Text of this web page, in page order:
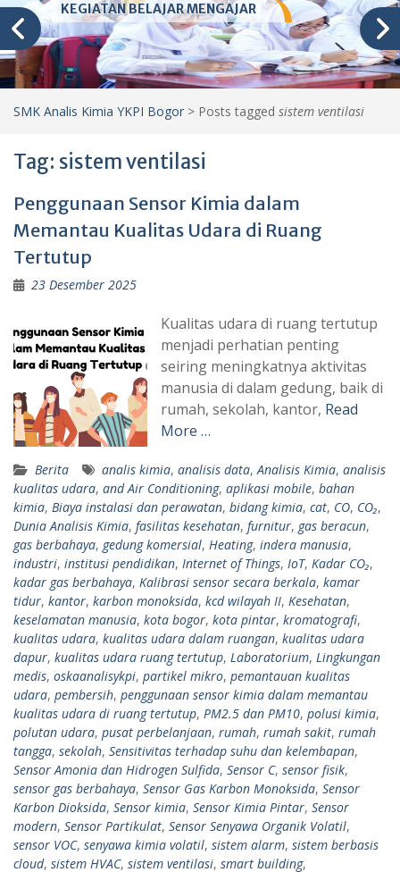
KEGIATAN BELAJAR MENGAJAR
SMK Analis Kimia YKPI Bogor > Posts tagged sistem ventilasi
Tag: sistem ventilasi
Penggunaan Sensor Kimia dalam
Memantau Kualitas Udara di Ruang
Tertutup
23 Desember 2025
Kualitas udara di ruang tertutup
menjadi perhatian penting
seiring meningkatnya aktivitas
manusia di dalam gedung, baik di
rumah, sekolah, kantor, Read
More …
Berita analis kimia, analisis data, Analisis Kimia, analisis
kualitas udara, and Air Conditioning, aplikasi mobile, bahan
kimia, Biaya instalasi dan perawatan, bidang kimia, cat, CO, CO₂,
Dunia Analisis Kimia, fasilitas kesehatan, furnitur, gas beracun,
gas berbahaya, gedung komersial, Heating, indera manusia,
industri, institusi pendidikan, Internet of Things, IoT, Kadar CO₂,
kadar gas berbahaya, Kalibrasi sensor secara berkala, kamar
tidur, kantor, karbon monoksida, kcd wilayah II, Kesehatan,
keselamatan manusia, kota bogor, kota pintar, kromatografi,
kualitas udara, kualitas udara dalam ruangan, kualitas udara
dapur, kualitas udara ruang tertutup, Laboratorium, Lingkungan
medis, oskaanalisykpi, partikel mikro, pemantauan kualitas
udara, pembersih, penggunaan sensor kimia dalam memantau
kualitas udara di ruang tertutup, PM2.5 dan PM10, polusi kimia,
polutan udara, pusat perbelanjaan, rumah, rumah sakit, rumah
tangga, sekolah, Sensitivitas terhadap suhu dan kelembapan,
Sensor Amonia dan Hidrogen Sulfida, Sensor C, sensor fisik,
sensor gas berbahaya, Sensor Gas Karbon Monoksida, Sensor
Karbon Dioksida, Sensor kimia, Sensor Kimia Pintar, Sensor
modern, Sensor Partikulat, Sensor Senyawa Organik Volatil,
sensor VOC, senyawa kimia volatil, sistem alarm, sistem berbasis
cloud, sistem HVAC, sistem ventilasi, smart building,